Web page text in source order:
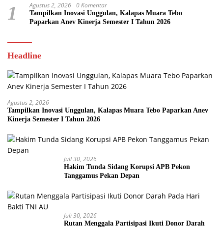
1 Agustus 2, 2026 0 Komentar
Tampilkan Inovasi Unggulan, Kalapas Muara Tebo
Paparkan Anev Kinerja Semester I Tahun 2026
Headline
Agustus 2, 2026
Tampilkan Inovasi Unggulan, Kalapas Muara Tebo Paparkan Anev
Kinerja Semester I Tahun 2026
Juli 30, 2026
Hakim Tunda Sidang Korupsi APB Pekon
Tanggamus Pekan Depan
Juli 30, 2026
Rutan Menggala Partisipasi Ikuti Donor Darah